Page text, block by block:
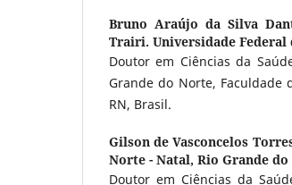
Bruno Araújo da Silva
Trairi. Universidade Federal
Doutor em Ciências da
Grande do Norte, Faculdade
RN, Brasil.
Gilson de Vasconcelos
Norte - Natal, Rio Grande
Doutor em Ciências da